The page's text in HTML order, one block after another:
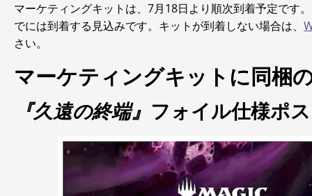
マーケティングキットは、7月18日より順次到着予定です
でには到着する見込みです。キットが到着しない場合は、
さい。
マーケティングキットに同梱
『久遠の終端』 フォイル仕様ポ